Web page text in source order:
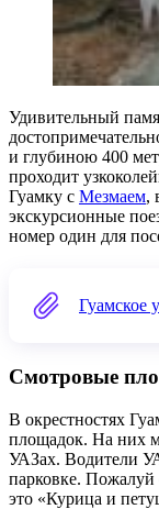
Удивительный
и глубиною 400
проходит
Гуамку с Мезмаем,
экскурсионные
номер один для
Гуамское
Смотровые
В окрестностях
площадок. На них
УАЗах. Водители
парковке. Пожалуй
это «Курица и